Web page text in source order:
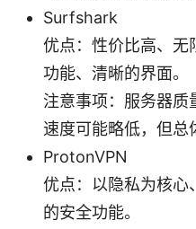
Surfshark
优点：性价比高、无
功能、清晰的界面。
注意事项：服务器质
速度可能略低，但总
ProtonVPN
优点：以隐私为核心
的安全功能。